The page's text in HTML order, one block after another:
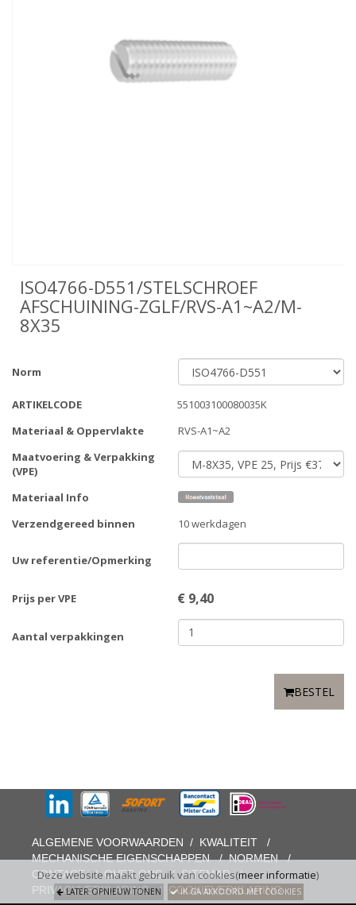
ISO4766-D551/STELSCHROEF
AFSCHUINING-ZGLF/RVS-A1~A2/M-
8X35
Norm
ARTIKELCODE
551003100080035K
Materiaal & Oppervlakte
RVS-A1~A2
Maatvoering & Verpakking
(VPE)
Materiaal Info
Verzendgereed binnen
10 werkdagen
Uw referentie/Opmerking
Prijs per VPE € 9,40
Aantal verpakkingen
BESTEL
Deze website maakt gebruik van cookies(meer informatie)
LATER OPNIEUW TONEN IK GA AKKOORD MET COOKIES
ALGEMENE VOORWAARDEN / KWALITEIT
/
MECHANISCHE EIGENSCHAPPEN/NORMEN/
CONTACT/OVER ONS/SITEMAP/
PRIVACYVERKLARING/ COOKIEVERKLARING